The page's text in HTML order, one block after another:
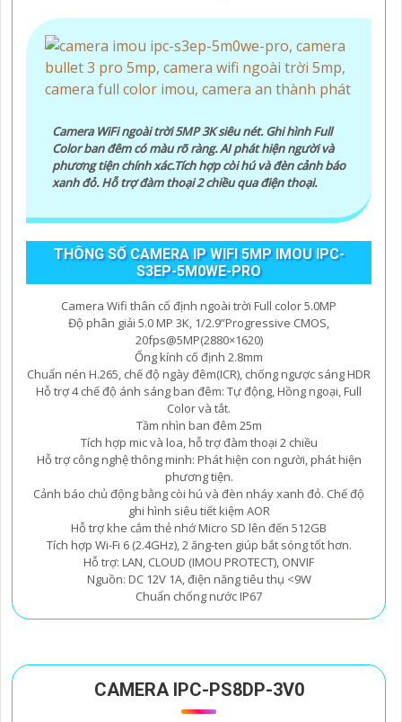
camera có góc quay rộng và khoảng cách quan sát xa
để phủ sóng diện tích lớn.
4:Chọn camera chống nước nếu cần: Nếu bạn cần
camera sử dụng ngoài trời, chọn loại chống nước để
5:Xem xét tính năng kết nối và lưu trữ: Chọn
camera kim loại có tính năng kết nối mạng, lưu trữ dữ
liệu để dễ dàng xem qua điện thoại, máy tính.
Xem xét giá cả: Xác định ngân sách của bạn để chọn
camera kim loại phù hợp với túi tiền.
Hy vọng những gợi ý trên sẽ giúp bạn chọn lựa được
một chiếc camera kim loại hoàn hảo.
Camera WiFi ngoài trời 5MP 3K siêu nét. Ghi hình Full
Color ban đêm có màu rõ ràng. AI phát hiện người và
phương tiện chính xác.Tích hợp còi hú và đèn cảnh báo
xanh đỏ. Hỗ trợ đàm thoại 2 chiều qua điện thoại.
THÔNG SỐ CAMERA IP WIFI 5MP IMOU IPC-
S3EP-5M0WE-PRO
Camera Wifi thân cố định ngoài trời Full color 5.0MP
Độ phân giải 5.0 MP 3K, 1/2.9”Progressive CMOS,
20fps@5MP(2880×1620)
Ống kính cố định 2.8mm
Chuẩn nén H.265, chế độ ngày đêm(ICR), chống ngược sáng HDR
Hỗ trợ 4 chế độ ánh sáng ban đêm: Tự động, Hồng ngoại, Full
Color và tắt.
Tầm nhìn ban đêm 25m
Tích hợp mic và loa, hỗ trợ đàm thoại 2 chiều
Hỗ trợ công nghệ thông minh: Phát hiện con người, phát hiện
phương tiện.
Cảnh báo chủ động bằng còi hú và đèn nháy xanh đỏ. Chế độ
ghi hình siêu tiết kiệm AOR
Hỗ trợ khe cắm thẻ nhớ Micro SD lên đến 512GB
Tích hợp Wi-Fi 6 (2.4GHz), 2 ăng-ten giúp bắt sóng tốt hơn.
Hỗ trợ: LAN, CLOUD (IMOU PROTECT), ONVIF
Nguồn: DC 12V 1A, điện năng tiêu thụ <9W
Chuẩn chống nước IP67
CAMERA IPC-PS8DP-3V0